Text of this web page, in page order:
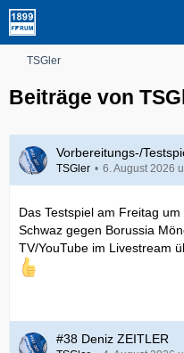
TSGler
Beiträge von
Vorbereitungs-/
TSGler 6. August 2026
Das Testspiel am Freitag
Schwaz gegen Borussia
TV/YouTube im Livestream
#38 Deniz ZEITLER